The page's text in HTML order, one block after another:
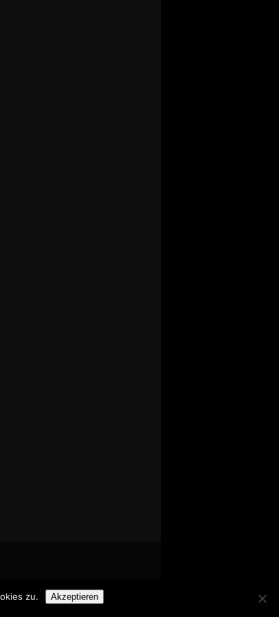
zu. Akzeptieren